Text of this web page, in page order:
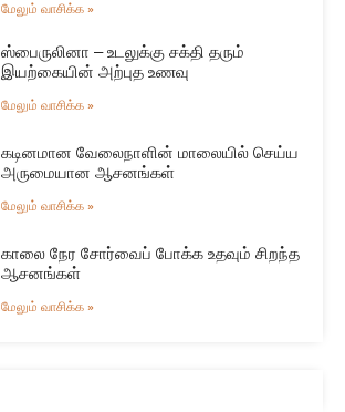
மேலும் வாசிக்க »
ஸ்பைருலினா – உடலுக்கு சக்தி தரும்
இயற்கையின் அற்புத உணவு
மேலும் வாசிக்க »
கடினமான வேலைநாளின் மாலையில் செய்ய
அருமையான ஆசனங்கள்
மேலும் வாசிக்க »
காலை நேர சோர்வைப் போக்க உதவும் சிறந்த
ஆசனங்கள்
மேலும் வாசிக்க »